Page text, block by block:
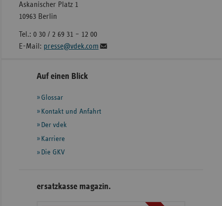
Askanischer Platz 1
10963 Berlin
Tel.: 0 30 / 2 69 31 – 12 00
E-Mail: presse@vdek.com
Seitennavigation
Seitenleiste
weiteren
Informationen
Auf einen Blick
Glossar
Kontakt und Anfahrt
Der vdek
Karriere
Die GKV
ersatzkasse magazin.